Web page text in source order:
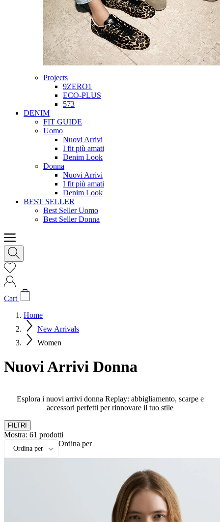
Projects
9ZERO1
ECO-PLUS
573
DENIM
FIT GUIDE
Uomo
Nuovi Arrivi
I fit più amati
Denim Look
Donna
Nuovi Arrivi
I fit più amati
Denim Look
BEST SELLER
Best Seller Uomo
Best Seller Donna
Cart
Home
New Arrivals
Women
Nuovi Arrivi Donna
Esplora i nuovi arrivi donna Replay: abbigliamento, scarpe e
accessori perfetti per rinnovare il tuo stile
FILTRI
Mostra: 61 prodotti
Ordina per
Ordina per